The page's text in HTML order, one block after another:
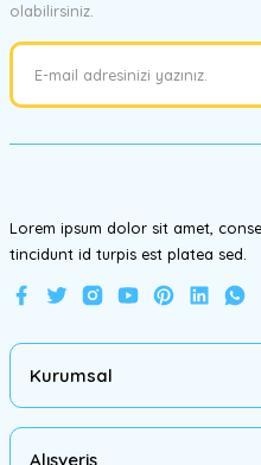
Ürün resmi kalitesiz, bozuk
Ürün bilgilerinde hatalar
olabilirsiniz.
Lorem ipsum dolor sit amet,
tincidunt id turpis est platea sed.
Kurumsal
Alışveriş